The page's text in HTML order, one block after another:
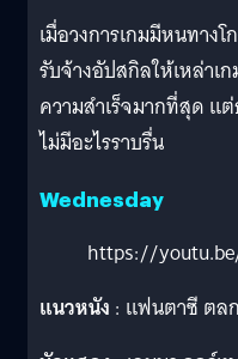
เมื่อวงการเกมมีหนทาง
รับจ้างอัปสกิลให้เหล่าเ
ความสำเร็จมากที่สุด
ไม่มีอะไรราบรื่น
Wednesday
https://
แนวหนัง : แฟนตาซี ตล